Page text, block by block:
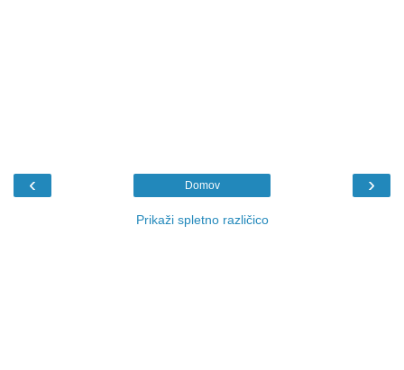
‹ ›
Domov
Prikaži spletno različico